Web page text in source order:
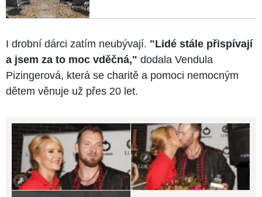
I drobní dárci zatím neubývají. "Lidé stále přispívají
a jsem za to moc vděčná," dodala Vendula
Pizingerová, která se charitě a pomoci nemocným
dětem věnuje už přes 20 let.